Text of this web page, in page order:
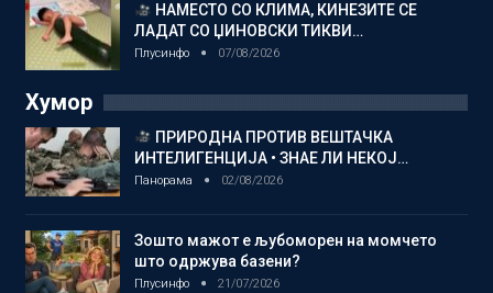
НАМЕСТО СО КЛИМА, КИНЕЗИТЕ СЕ
ЛАДАТ СО ЏИНОВСКИ ТИКВИ…
Плусинфо 07/08/2026
Хумор
ПРИРОДНА ПРОТИВ ВЕШТАЧКА
ИНТЕЛИГЕНЦИЈА • ЗНАЕ ЛИ НЕКОЈ…
Панорама 02/08/2026
Зошто мажот е љубоморен на момчето
што одржува базени?
Плусинфо 21/07/2026